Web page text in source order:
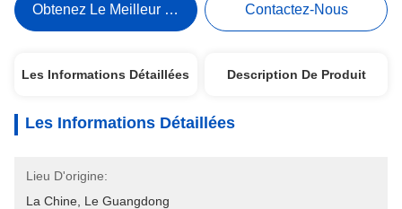
Obtenez Le Meilleur Prix Contactez-Nous
Les Informations Détaillées Description De Produit
Les Informations Détaillées
Lieu D'origine:
La Chine, Le Guangdong